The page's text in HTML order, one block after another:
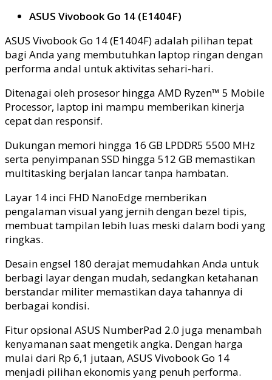
ASUS Vivobook Go 14 (E1404F)
ASUS Vivobook Go 14 (E1404F) adalah pilihan tepat
bagi Anda yang membutuhkan laptop ringan dengan
performa andal untuk aktivitas sehari-hari.
Ditenagai oleh prosesor hingga AMD Ryzen™ 5 Mobile
Processor, laptop ini mampu memberikan kinerja
cepat dan responsif.
Dukungan memori hingga 16 GB LPDDR5 5500 MHz
serta penyimpanan SSD hingga 512 GB memastikan
multitasking berjalan lancar tanpa hambatan.
Layar 14 inci FHD NanoEdge memberikan
pengalaman visual yang jernih dengan bezel tipis,
membuat tampilan lebih luas meski dalam bodi yang
ringkas.
Desain engsel 180 derajat memudahkan Anda untuk
berbagi layar dengan mudah, sedangkan ketahanan
berstandar militer memastikan daya tahannya di
berbagai kondisi.
Fitur opsional ASUS NumberPad 2.0 juga menambah
kenyamanan saat mengetik angka. Dengan harga
mulai dari Rp 6,1 jutaan, ASUS Vivobook Go 14
menjadi pilihan ekonomis yang penuh performa.